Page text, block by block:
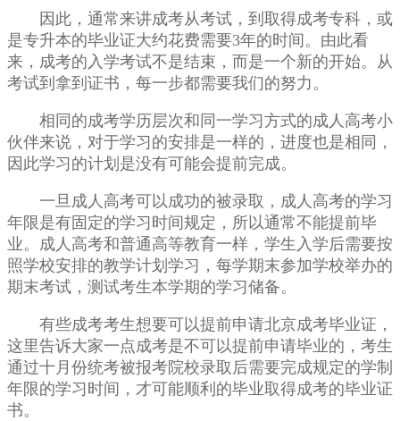
因此，通常来讲成考从考试，到取得成考专科，或
是专升本的毕业证大约花费需要3年的时间。由此看
来，成考的入学考试不是结束，而是一个新的开始。从
考试到拿到证书，每一步都需要我们的努力。
相同的成考学历层次和同一学习方式的成人高考小
伙伴来说，对于学习的安排是一样的，进度也是相同，
因此学习的计划是没有可能会提前完成。
一旦成人高考可以成功的被录取，成人高考的学习
年限是有固定的学习时间规定，所以通常不能提前毕
业。成人高考和普通高等教育一样，学生入学后需要按
照学校安排的教学计划学习，每学期末参加学校举办的
期末考试，测试考生本学期的学习储备。
有些成考考生想要可以提前申请北京成考毕业证，
这里告诉大家一点成考是不可以提前申请毕业的，考生
通过十月份统考被报考院校录取后需要完成规定的学制
年限的学习时间，才可能顺利的毕业取得成考的毕业证
书。